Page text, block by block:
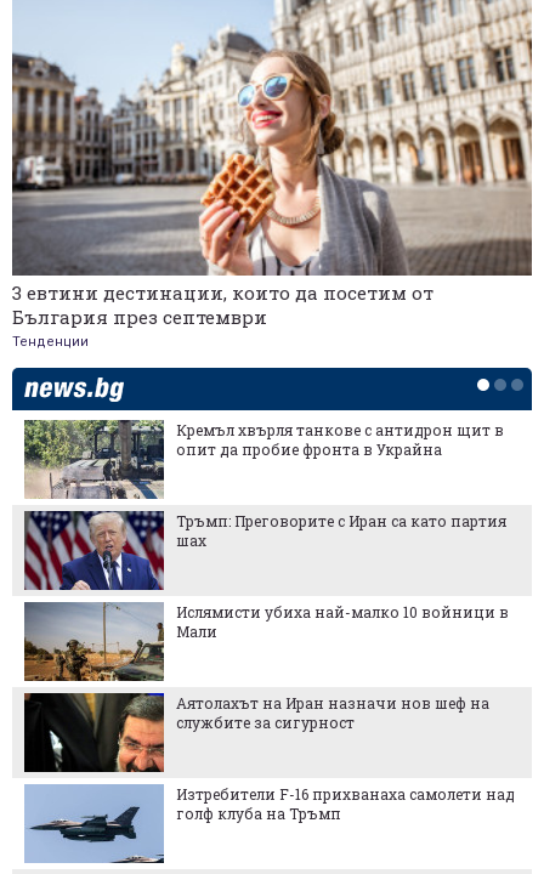
3 евтини дестинации, които да посетим от
България през септември
Тенденции
Кремъл хвърля танкове с антидрон щит в
опит да пробие фронта в Украйна
Тръмп: Преговорите с Иран са като партия
шах
Ислямисти убиха най-малко 10 войници в
Мали
Аятолахът на Иран назначи нов шеф на
службите за сигурност
Изтребители F-16 прихванаха самолети над
голф клуба на Тръмп